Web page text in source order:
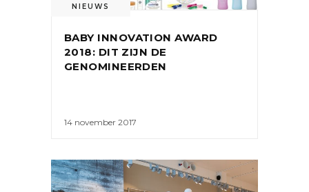
NIEUWS
BABY INNOVATION AWARD
2018: DIT ZIJN DE
GENOMINEERDEN
14 november 2017